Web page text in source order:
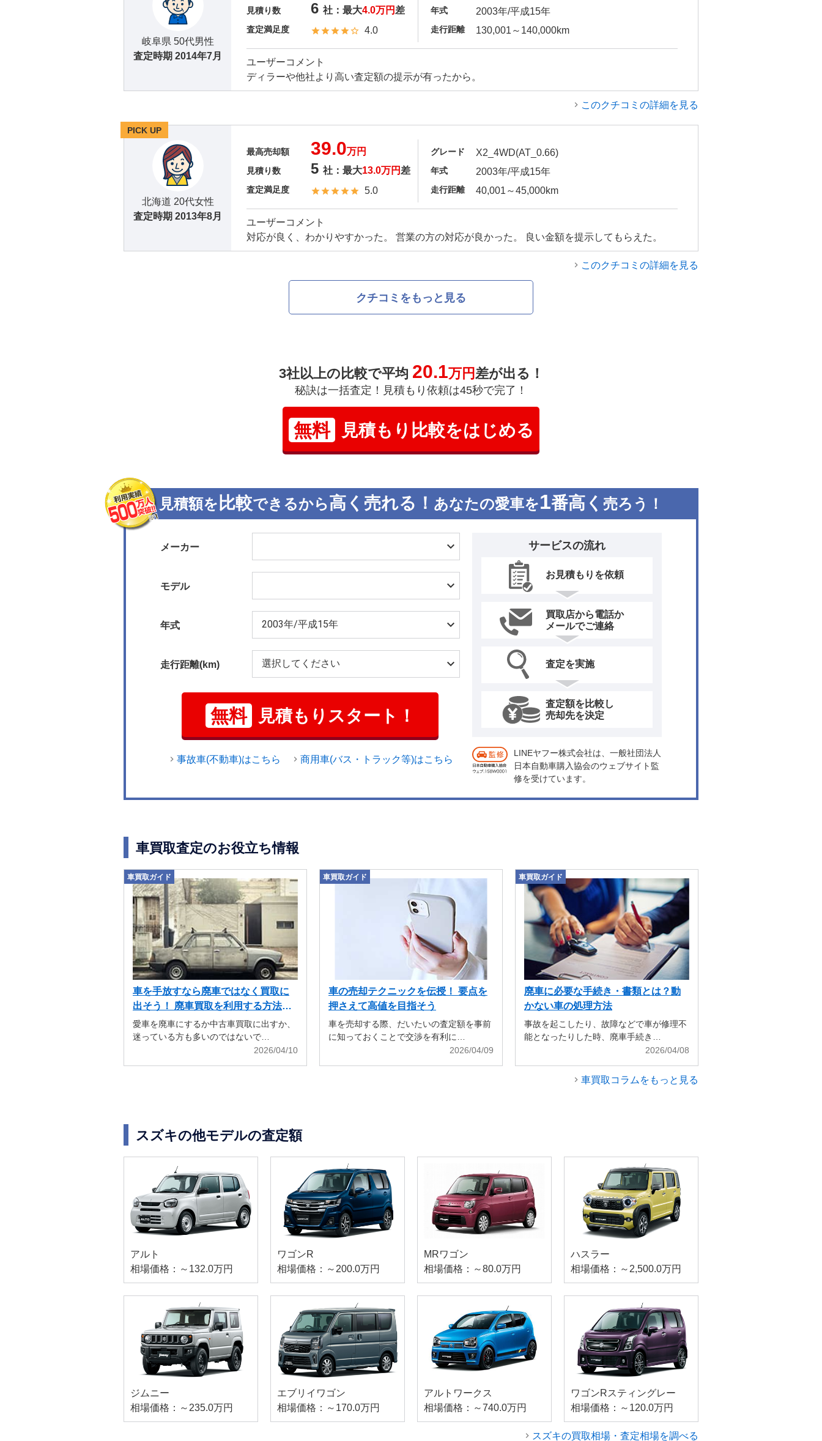
岐阜県 50代男性
査定時期 2014年7月
見積り数 6 社：最大4.0万円 差
査定満足度 4.0
年式 2003年/平成15年
走行距離 130,001～140,000km
ユーザーコメント
ディラーや他社より高い査定額の提示が有ったから。
このクチコミの詳細を見る
PICK UP
北海道 20代女性
査定時期 2013年8月
最高売却額 39.0万円
見積り数 5 社：最大13.0万円 差
査定満足度 5.0
グレード X2_4WD(AT_0.66)
年式 2003年/平成15年
走行距離 40,001～45,000km
ユーザーコメント
対応が良く、わかりやすかった。 営業の方の対応が良かった。 良い金額を提示してもらえた。
このクチコミの詳細を見る
クチコミをもっと見る
3社以上の比較で平均 20.1万円差が出る！
秘訣は一括査定！見積もり依頼は45秒で完了！
無料 見積もり比較をはじめる
見積額を 比較できるから高く売れる！ あなたの愛車を1番高く 売ろう！
メーカー
モデル
年式
走行距離(km)
無料 見積もりスタート！
事故車(不動車)はこちら 商用車(バス・トラック等)はこちら
サービスの流れ
お見積もりを依頼
買取店から電話か
メールでご連絡
査定を実施
査定額を比較し
売却先を決定
LINEヤフー株式会社は、一般社団法人
日本自動車購入協会のウェブサイト監
修を受けています。
車買取査定のお役立ち情報
車買取ガイド
車を手放すなら廃車ではなく買取に
出そう！ 廃車買取を利用する方法も
解説
愛車を廃車にするか中古車買取に出すか、
迷っている方も多いのではないで…
2026/04/10
車買取ガイド
車の売却テクニックを伝授！ 要点を
押さえて高値を目指そう
車を売却する際、だいたいの査定額を事前
に知っておくことで交渉を有利に…
2026/04/09
車買取ガイド
廃車に必要な手続き・書類とは？動
かない車の処理方法
事故を起こしたり、故障などで車が修理不
能となったりした時、廃車手続き…
2026/04/08
車買取コラムをもっと見る
スズキの他モデルの査定額
アルト
相場価格：～132.0万円
ワゴンR
相場価格：～200.0万円
MRワゴン
相場価格：～80.0万円
ハスラー
相場価格：～2,500.0万円
ジムニー
相場価格：～235.0万円
エブリイワゴン
相場価格：～170.0万円
アルトワークス
相場価格：～740.0万円
ワゴンRスティングレー
相場価格：～120.0万円
スズキの買取相場・査定相場を調べる